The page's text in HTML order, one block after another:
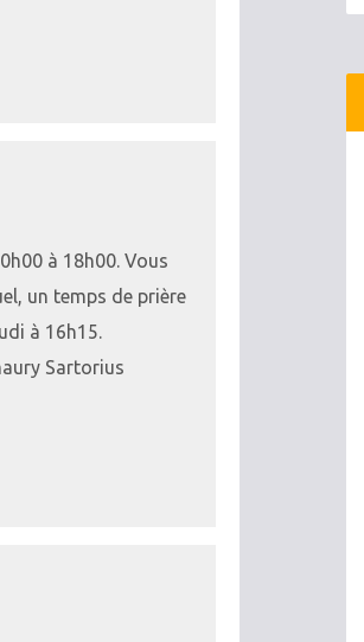
à 18h00. Vous
un temps de prière
à 16h15.
Sartorius